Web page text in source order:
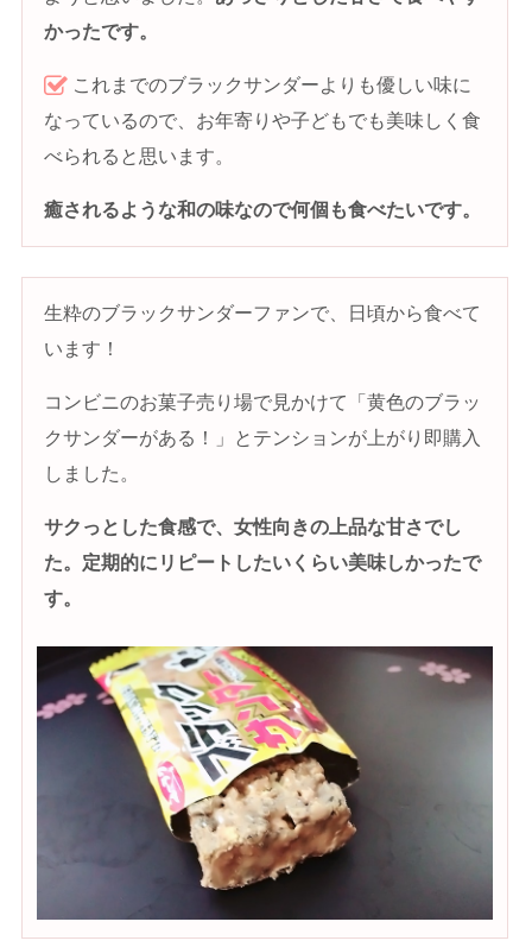
かったです。
これまでのブラックサンダーよりも優しい味に
なっているので、お年寄りや子どもでも美味しく食
べられると思います。
癒されるような和の味なので何個も食べたいです。
生粋のブラックサンダーファンで、日頃から食べて
います！
コンビニのお菓子売り場で見かけて「黄色のブラッ
クサンダーがある！」とテンションが上がり即購入
しました。
サクっとした食感で、女性向きの上品な甘さでし
た。定期的にリピートしたいくらい美味しかったで
す。